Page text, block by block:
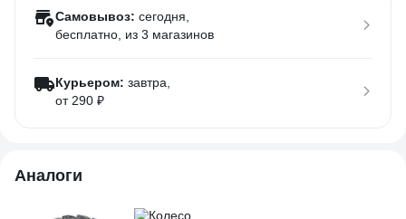
Самовывоз: сегодня,
бесплатно , из 3 магазинов
Курьером: завтра,
от 290 ₽
Аналоги